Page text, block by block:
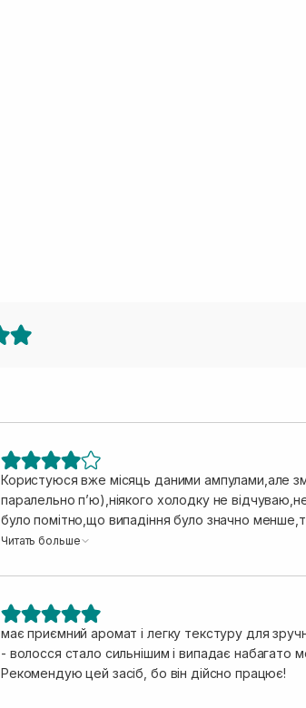
Користуюся вже місяць даними ампулами,але
паралельно пʼю),ніякого холодку не
було помітно,що випадіння було значно
розчарувала,брала шампуньвід випадіння і теж
Читать больше
має приємний аромат і легку текстуру для
- волосся стало сильнішим і випадає набагато
Рекомендую цей засіб, бо він дійсно працює!